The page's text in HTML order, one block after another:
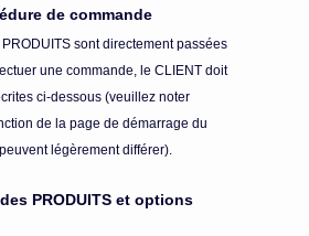
de commande
sont directement passées
une commande, le CLIENT doit
ci-dessous (veuillez noter
de la page de démarrage du
légèrement différer).
PRODUITS et options